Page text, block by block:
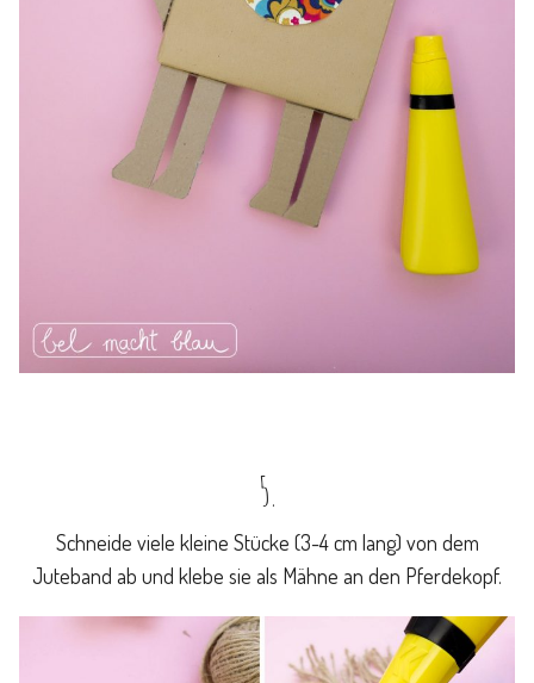
5.
Schneide viele kleine Stücke (3-4 cm lang) von dem
Juteband ab und klebe sie als Mähne an den Pferdekopf.